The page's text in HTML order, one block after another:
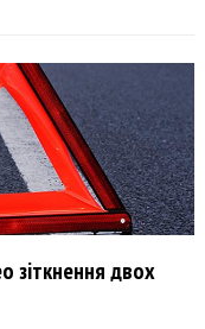
зіткнення двох